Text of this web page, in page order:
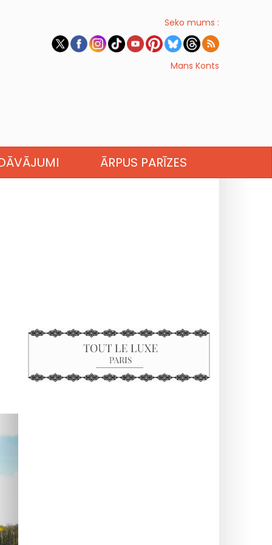
Seko mums :
Mans Konts
ĀRPUS PARĪZES